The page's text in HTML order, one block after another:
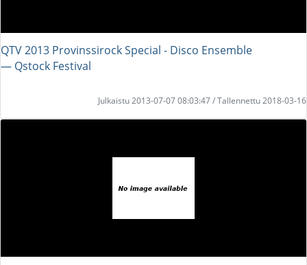
QTV 2013 Provinssirock Special - Disco Ensemble
― Qstock Festival
Julkaistu 2013-07-07 08:03:47 / Tallennettu 2018-03-16